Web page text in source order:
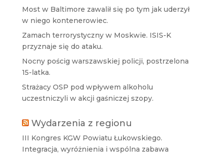
Most w Baltimore zawalił się po tym jak uderzył
w niego kontenerowiec.
Zamach terrorystyczny w Moskwie. ISIS-K
przyznaje się do ataku.
Nocny pościg warszawskiej policji, postrzelona
15-latka.
Strażacy OSP pod wpływem alkoholu
uczestniczyli w akcji gaśniczej szopy.
Wydarzenia z regionu
III Kongres KGW Powiatu Łukowskiego.
Integracja, wyróżnienia i wspólna zabawa